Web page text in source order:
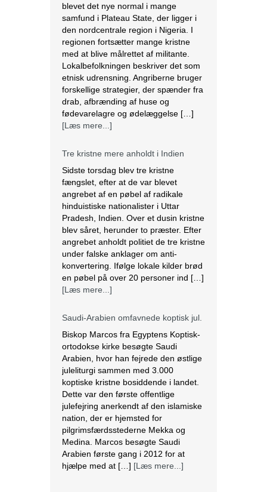
blevet det nye normal i mange
samfund i Plateau State, der ligger i
den nordcentrale region i Nigeria. I
regionen fortsætter mange kristne
med at blive målrettet af militante.
Lokalbefolkningen beskriver det som
etnisk udrensning. Angriberne bruger
forskellige strategier, der spænder fra
drab, afbrænding af huse og
fødevarelagre og ødelæggelse […]
[Læs mere...]
Tre kristne mere anholdt i Indien
Sidste torsdag blev tre kristne
fængslet, efter at de var blevet
angrebet af en pøbel af radikale
hinduistiske nationalister i Uttar
Pradesh, Indien. Over et dusin kristne
blev såret, herunder to præster. Efter
angrebet anholdt politiet de tre kristne
under falske anklager om anti-
konvertering. Ifølge lokale kilder brød
en pøbel på over 20 personer ind […]
[Læs mere...]
Saudi-Arabien omfavnede koptisk jul.
Biskop Marcos fra Egyptens Koptisk-
ortodokse kirke besøgte Saudi
Arabien, hvor han fejrede den østlige
juleliturgi sammen med 3.000
koptiske kristne bosiddende i landet.
Dette var den første offentlige
julefejring anerkendt af den islamiske
nation, der er hjemsted for
pilgrimsfærdsstederne Mekka og
Medina. Marcos besøgte Saudi
Arabien første gang i 2012 for at
hjælpe med at […] [Læs mere...]